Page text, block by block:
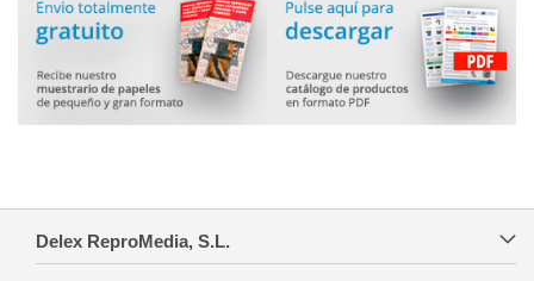
Delex ReproMedia, S.L.